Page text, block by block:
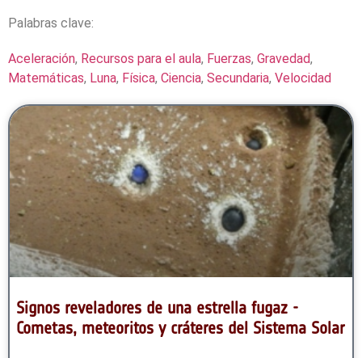
Palabras clave:
Aceleración, Recursos para el aula, Fuerzas, Gravedad,
Matemáticas, Luna, Física, Ciencia, Secundaria, Velocidad
Signos reveladores de una estrella fugaz -
Cometas, meteoritos y cráteres del Sistema Solar